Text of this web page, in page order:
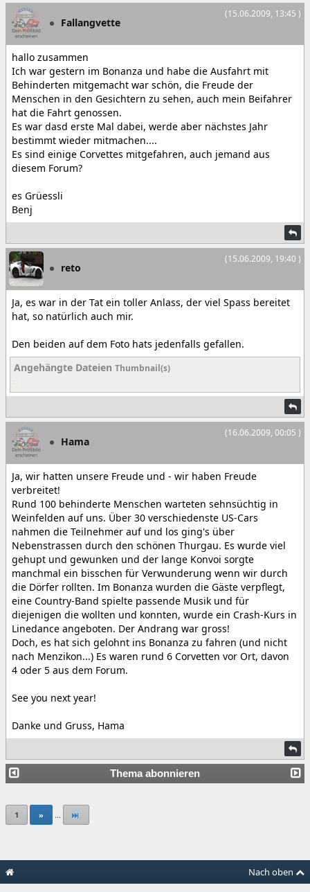
(15.06.2009, 13:45 )
Fallangvette
hallo zusammen
Ich war gestern im Bonanza und habe die Ausfahrt mit
Behinderten mitgemacht war schön, die Freude der
Menschen in den Gesichtern zu sehen, auch mein Beifahrer
hat die Fahrt genossen.
Es war dasd erste Mal dabei, werde aber nächstes Jahr
bestimmt wieder mitmachen....
Es sind einige Corvettes mitgefahren, auch jemand aus
diesem Forum?
es Grüessli
Benj
(15.06.2009, 19:40 )
reto
Ja, es war in der Tat ein toller Anlass, der viel Spass bereitet
hat, so natürlich auch mir.
Den beiden auf dem Foto hats jedenfalls gefallen.
Angehängte Dateien Thumbnail(s)
(16.06.2009, 00:05 )
Hama
Ja, wir hatten unsere Freude und - wir haben Freude
verbreitet!
Rund 100 behinderte Menschen warteten sehnsüchtig in
Weinfelden auf uns. Über 30 verschiedenste US-Cars
nahmen die Teilnehmer auf und los ging's über
Nebenstrassen durch den schönen Thurgau. Es wurde viel
gehupt und gewunken und der lange Konvoi sorgte
manchmal ein bisschen für Verwunderung wenn wir durch
die Dörfer rollten. Im Bonanza wurden die Gäste verpflegt,
eine Country-Band spielte passende Musik und für
diejenigen die wollten und konnten, wurde ein Crash-Kurs in
Linedance angeboten. Der Andrang war gross!
Doch, es hat sich gelohnt ins Bonanza zu fahren (und nicht
nach Menzikon...) Es waren rund 6 Corvetten vor Ort, davon
4 oder 5 aus dem Forum.
See you next year!
Danke und Gruss, Hama
Thema abonnieren
1 » ...
Nach oben